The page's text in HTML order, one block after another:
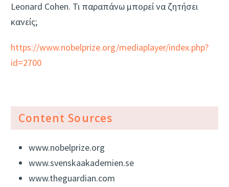
Leonard Cohen. Τι παραπάνω μπορεί να ζητήσει
κανείς;
https://www.nobelprize.org/mediaplayer/index.php?
id=2700
Content Sources
www.nobelprize.org
www.svenskaakademien.se
www.theguardian.com